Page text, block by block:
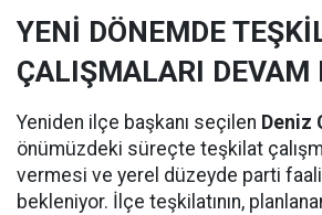
YENİ DÖNEMDE
ÇALIŞMALARI DEVAM
Yeniden ilçe başkanı seçilen Deniz
önümüzdeki süreçte teşkilat
vermesi ve yerel düzeyde parti
bekleniyor. İlçe teşkilatının,